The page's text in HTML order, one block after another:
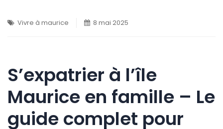
Vivre à maurice 8 mai 2025
S’expatrier à l’île
Maurice en famille – Le
guide complet pour